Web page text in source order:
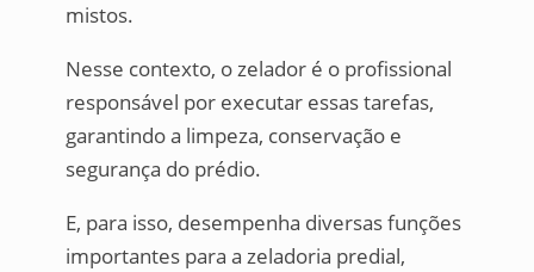
mistos.
Nesse contexto, o zelador é o profissional
responsável por executar essas tarefas,
garantindo a limpeza, conservação e
segurança do prédio.
E, para isso, desempenha diversas funções
importantes para a zeladoria predial,